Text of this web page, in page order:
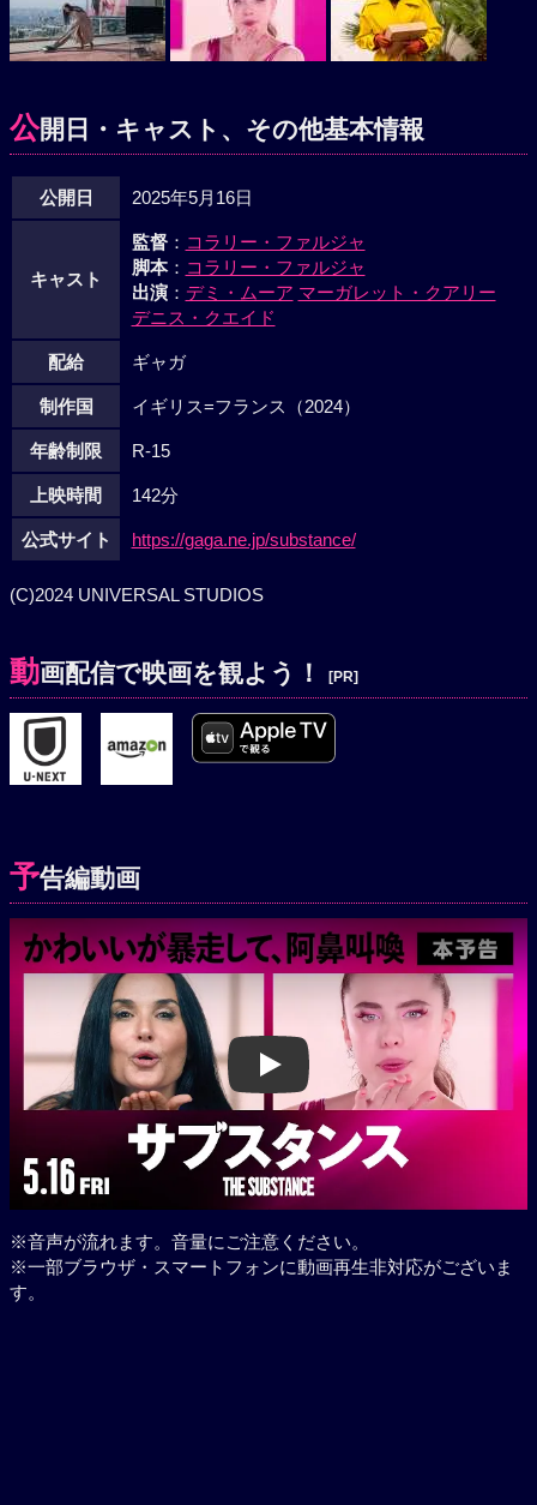
公開日・キャスト、その他基本情報
公開日 2025年5月16日
キャスト
監督： コラリー・ファルジャ
脚本： コラリー・ファルジャ
出演： デミ・ムーア マーガレット・クアリー
デニス・クエイド
配給 ギャガ
制作国 イギリス=フランス（2024）
年齢制限 R-15
上映時間 142分
公式サイト https://gaga.ne.jp/substance/
(C)2024 UNIVERSAL STUDIOS
動画配信で映画を観よう！ [PR]
予告編動画
Play
※音声が流れます。音量にご注意ください。
※一部ブラウザ・スマートフォンに動画再生非対応がございま
す。